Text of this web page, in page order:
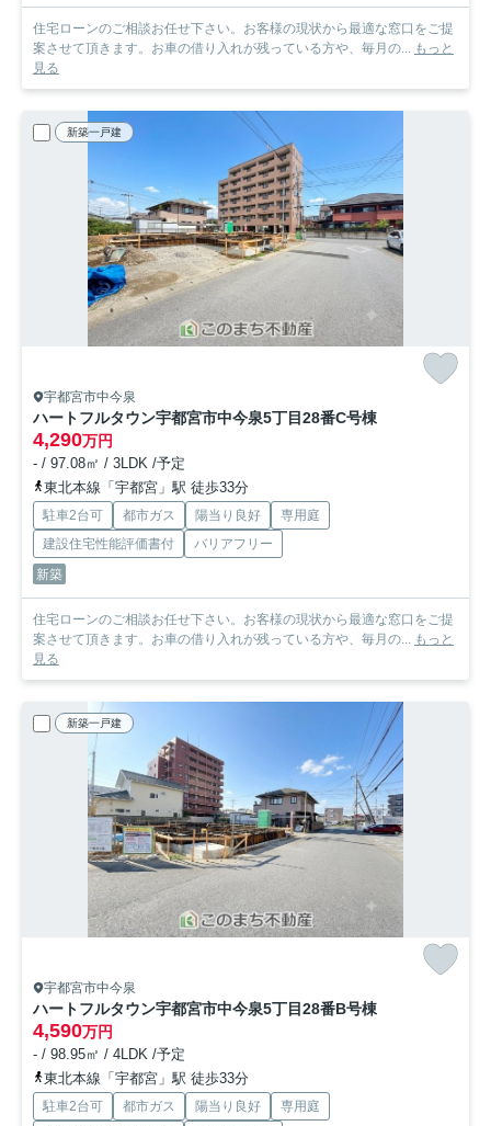
住宅ローンのご相談お任せ下さい。お客様の現状から最適な窓口をご提
案させて頂きます。お車の借り入れが残っている方や、毎月の... もっと
見る
新築一戸建
宇都宮市中今泉
ハートフルタウン宇都宮市中今泉5丁目28番C号棟
4,290万円
- / 97.08㎡ / 3LDK /予定
東北本線「宇都宮」駅 徒歩33分
駐車2台可 都市ガス 陽当り良好
専用庭
建設住宅性能評価書付
バリアフリー
新築
住宅ローンのご相談お任せ下さい。お客様の現状から最適な窓口をご提
案させて頂きます。お車の借り入れが残っている方や、毎月の... もっと
見る
新築一戸建
宇都宮市中今泉
ハートフルタウン宇都宮市中今泉5丁目28番B号棟
4,590万円
- / 98.95㎡ / 4LDK /予定
東北本線「宇都宮」駅 徒歩33分
駐車2台可 都市ガス 陽当り良好
専用庭